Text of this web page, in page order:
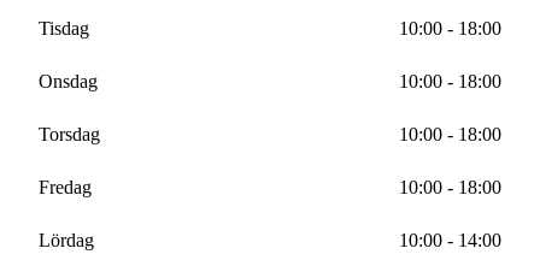
Tisdag 10:00 - 18:00
Onsdag 10:00 - 18:00
Torsdag 10:00 - 18:00
Fredag 10:00 - 18:00
Lördag 10:00 - 14:00